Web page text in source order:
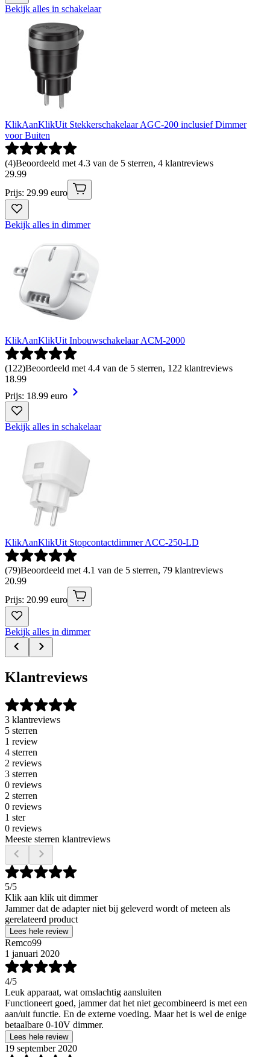
Bekijk alles in schakelaar
KlikAanKlikUit Stekkerschakelaar AGC-200 inclusief Dimmer
voor Buiten
(4)Beoordeeld met 4.3 van de 5 sterren, 4 klantreviews
29.99
Prijs: 29.99 euro
Bekijk alles in dimmer
KlikAanKlikUit Inbouwschakelaar ACM-2000
(122)Beoordeeld met 4.4 van de 5 sterren, 122 klantreviews
18.99
Prijs: 18.99 euro
Bekijk alles in schakelaar
KlikAanKlikUit Stopcontactdimmer ACC-250-LD
(79)Beoordeeld met 4.1 van de 5 sterren, 79 klantreviews
20.99
Prijs: 20.99 euro
Bekijk alles in dimmer
Klantreviews
3 klantreviews
5 sterren
1 review
4 sterren
2 reviews
3 sterren
0 reviews
2 sterren
0 reviews
1 ster
0 reviews
Meeste sterren klantreviews
5/5
Klik aan klik uit dimmer
Jammer dat de adapter niet bij geleverd wordt of meteen als
gerelateerd product
Lees hele review
Remco99
1 januari 2020
4/5
Leuk apparaat, wat omslachtig aansluiten
Functioneert goed, jammer dat het niet gecombineerd is met een
aan/uit functie. En de externe voeding. Maar het is wel de enige
betaalbare 0-10V dimmer.
Lees hele review
19 september 2020